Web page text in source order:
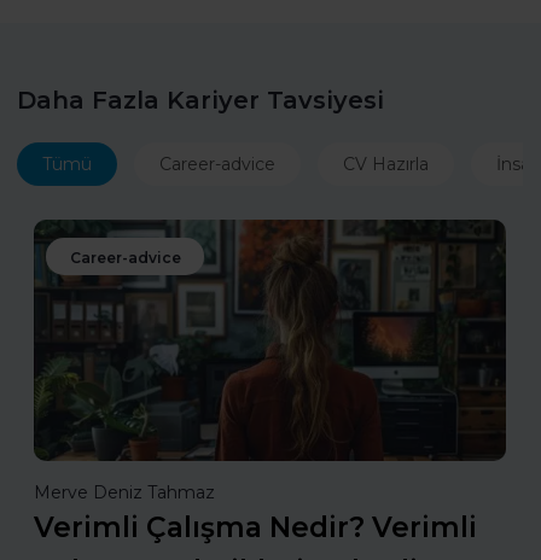
Daha Fazla Kariyer Tavsiyesi
Tümü Career-advice CV Hazırla
Career-advice
Merve Deniz Tahmaz
Verimli Çalışma Nedir? Verimli